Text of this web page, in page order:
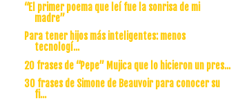
“El primer poema que leí fue la sonrisa de mi
madre”
Para tener hijos más inteligentes: menos
tecnologí...
20 frases de “Pepe” Mujica que lo hicieron un pres...
30 frases de Simone de Beauvoir para conocer su
fi...